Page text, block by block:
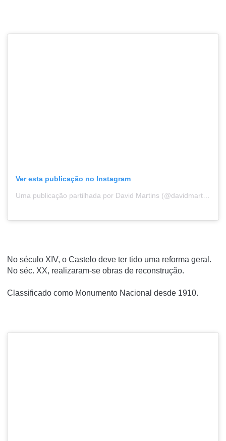
Ver esta publicação no Instagram
No século XIV, o Castelo deve ter tido uma reforma geral.
No séc. XX, realizaram-se obras de reconstrução.
Classificado como Monumento Nacional desde 1910.